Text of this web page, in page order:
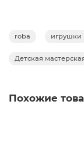
Института
Лак,
Характеристики:
roba игрушки
Детская
Похожие